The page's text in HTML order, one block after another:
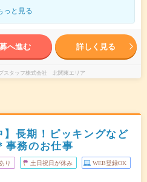
っと見る
へ進む 詳しく見る
スタッフ株式会社 北関東エリア
】長期！ピッキングなど
事務のお仕事
り 土日祝日が休み WEB登録OK